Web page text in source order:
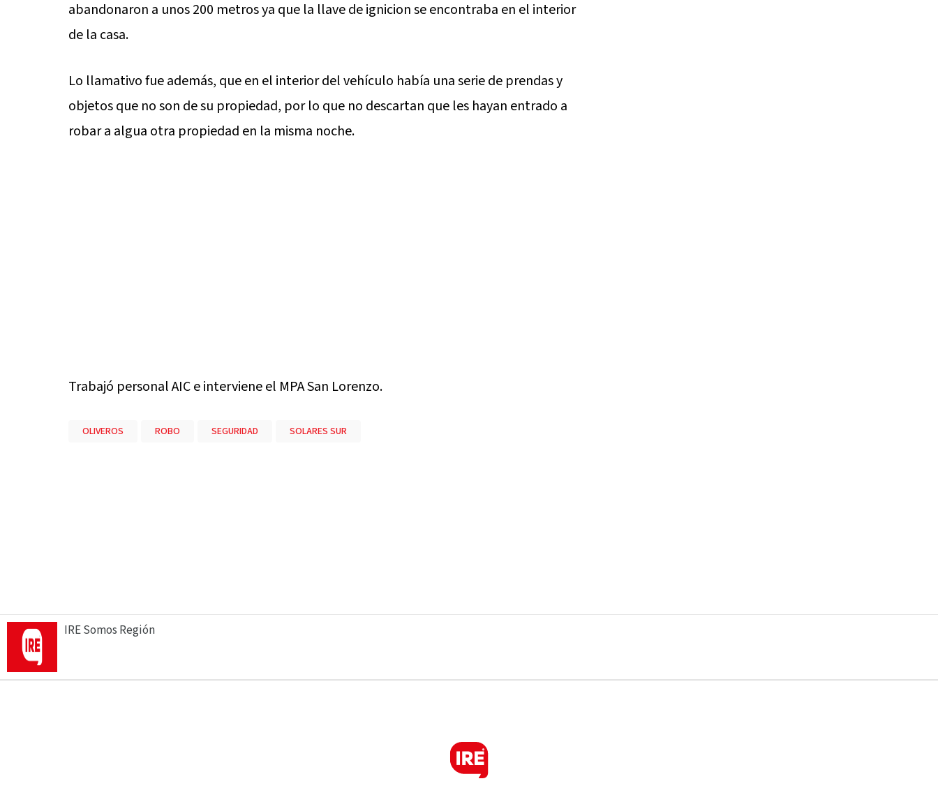
abandonaron a unos 200 metros ya que la llave de ignicion se encontraba en el interior
de la casa.
Lo llamativo fue además, que en el interior del vehículo había una serie de prendas y
objetos que no son de su propiedad, por lo que no descartan que les hayan entrado a
robar a algua otra propiedad en la misma noche.
Trabajó personal AIC e interviene el MPA San Lorenzo.
OLIVEROS ROBO SEGURIDAD SOLARES SUR
IRE Somos Región